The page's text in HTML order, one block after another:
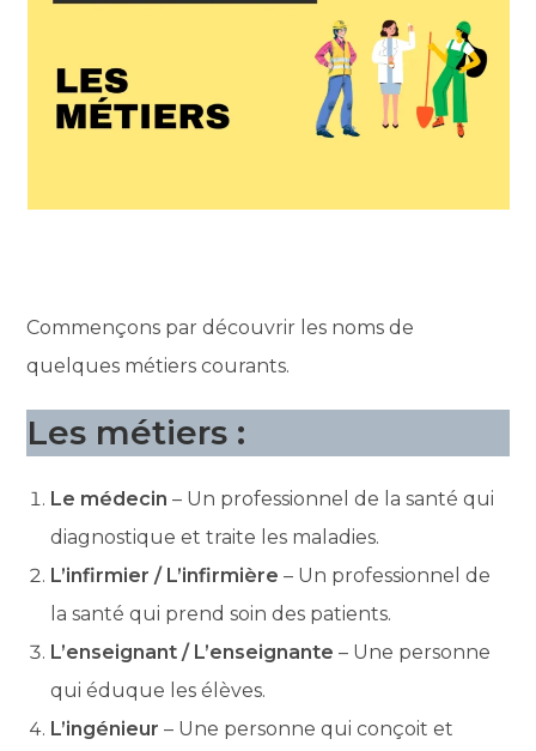
Commençons par découvrir les noms de
quelques métiers courants.
Les métiers :
Le médecin – Un professionnel de la santé qui
diagnostique et traite les maladies.
L’infirmier / L’infirmière – Un professionnel de
la santé qui prend soin des patients.
L’enseignant / L’enseignante – Une personne
qui éduque les élèves.
L’ingénieur – Une personne qui conçoit et